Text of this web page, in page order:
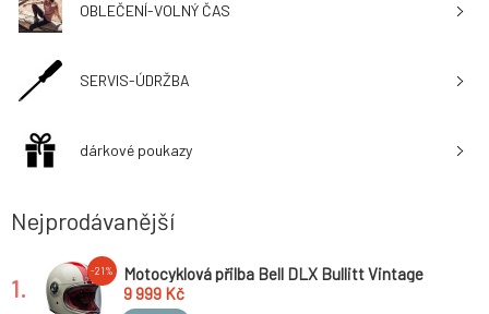
OBLEČENÍ-VOLNÝ ČAS
SERVIS-ÚDRŽBA
dárkové poukazy
Nejprodávanější
1.
-21%
Motocyklová přilba Bell DLX Bullitt Vintage
White/Red/Blue vel. S (55-56cm) *
9 999 Kč